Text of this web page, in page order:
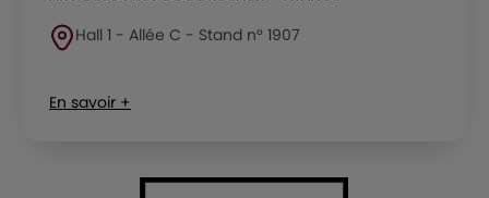
Hall 1 - Allée C - Stand n° 1907
En savoir +